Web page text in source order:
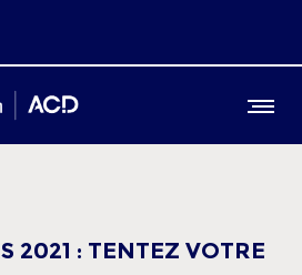
2021 : TENTEZ VOTRE